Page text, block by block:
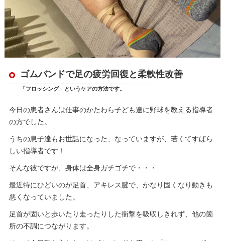
ゴムバンドで足の疲労回復と柔軟性改善
「フロッシング」というケアの方法です。
今日の患者さんは仕事のかたわら子ども達に野球を教える指導者
の方でした。
うちの息子達もお世話になった、なっていますが、若くてすばら
しい指導者です！
そんな彼ですが、身体は全身ガチゴチで・・・
最近特にひどいのが足首、アキレス腱で、かなり固くなり動きも
悪くなっていました。
足首が固いと歩いたり走ったりした衝撃を吸収しきれず、他の箇
所の不調につながります。